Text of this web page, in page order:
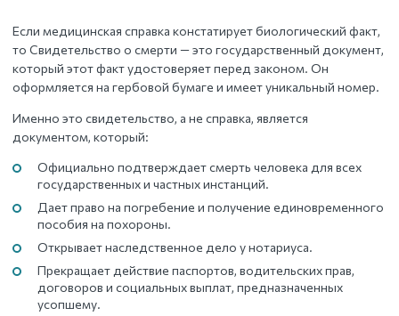
Если медицинская справка констатирует биологический факт,
то Свидетельство о смерти — это государственный документ,
который этот факт удостоверяет перед законом. Он
оформляется на гербовой бумаге и имеет уникальный номер.
Именно это свидетельство, а не справка, является
документом, который:
Официально подтверждает смерть человека для всех
государственных и частных инстанций.
Дает право на погребение и получение единовременного
пособия на похороны.
Открывает наследственное дело у нотариуса.
Прекращает действие паспортов, водительских прав,
договоров и социальных выплат, предназначенных
усопшему.